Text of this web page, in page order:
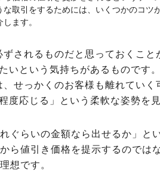
取引をするためには、いくつかのコツ
ます。
されるものだと思っておくこ
いという気持ちがあるものです
せっかくのお客様も離れてい
度応じる」という柔軟な姿勢を
ぐらいの金額なら出せるか」と
ら値引き価格を提示するのでは
想です。